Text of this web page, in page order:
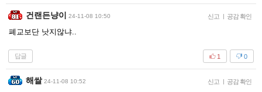
건랜든냥이 24-11-08 10:50 신고 | 공감 확인
폐교보단 낫지않냐..
답글 0
1
해쌀 24-11-08 10:52 신고 | 공감 확인